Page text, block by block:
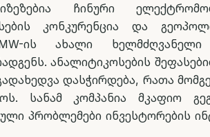
ჩინური
კონკურენცია და
ის ახალი
ანალიტიკოსების
დასჭირდება, რათა
სანამ კომპანია მკაფიო
პრობლემები ინვესტორების